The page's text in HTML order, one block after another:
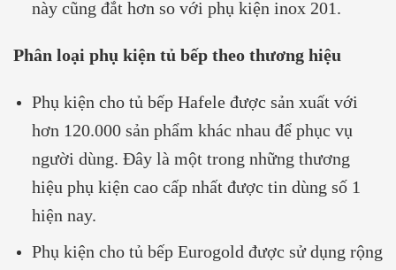
này cũng đắt hơn so với phụ kiện inox 201.
Phân loại phụ kiện tủ bếp theo thương hiệu
Phụ kiện cho tủ bếp Hafele được sản xuất với
hơn 120.000 sản phẩm khác nhau để phục vụ
người dùng. Đây là một trong những thương
hiệu phụ kiện cao cấp nhất được tin dùng số 1
hiện nay.
Phụ kiện cho tủ bếp Eurogold được sử dụng rộng